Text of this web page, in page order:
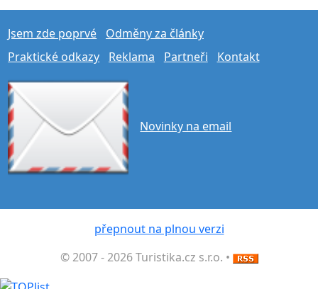
Jsem zde poprvé
Odměny za články
Praktické odkazy
Reklama Partneři Kontakt
Novinky na email
přepnout na plnou verzi
© 2007 - 2026 Turistika.cz s.r.o. •